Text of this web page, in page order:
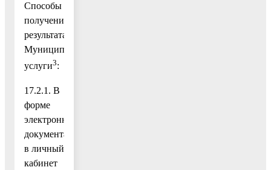
Способы
получения
результата
Муниципальной
услуги3:
17.2.1. В
форме
электронного
документа
в личный
кабинет